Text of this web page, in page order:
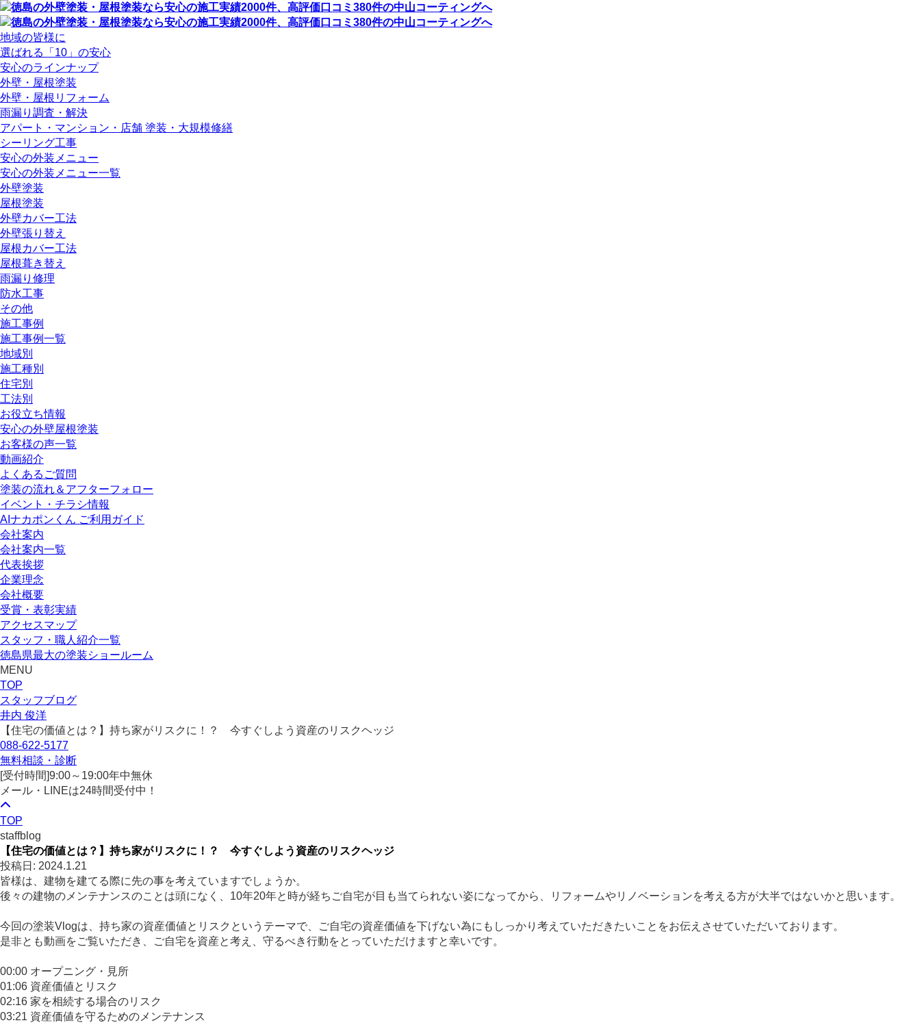
地域の皆様に
選ばれる「10」の安心
安心のラインナップ
外壁・屋根塗装
外壁・屋根リフォーム
雨漏り調査・解決
アパート・マンション・店舗 塗装・大規模修繕
シーリング工事
安心の外装メニュー
安心の外装メニュー一覧
外壁塗装
屋根塗装
外壁カバー工法
外壁張り替え
屋根カバー工法
屋根葺き替え
雨漏り修理
防水工事
その他
施工事例
施工事例一覧
地域別
施工種別
住宅別
工法別
お役立ち情報
安心の外壁屋根塗装
お客様の声一覧
動画紹介
よくあるご質問
塗装の流れ＆アフターフォロー
イベント・チラシ情報
AIナカポンくん ご利用ガイド
会社案内
会社案内一覧
代表挨拶
企業理念
会社概要
受賞・表彰実績
アクセスマップ
スタッフ・職人紹介一覧
徳島県最大の塗装ショールーム
MENU
TOP
スタッフブログ
井内 俊洋
【住宅の価値とは？】持ち家がリスクに！？ 今すぐしよう資産のリスクヘッジ
088-622-5177
無料相談・診断
[受付時間]9:00～19:00年中無休
メール・LINEは24時間受付中！
TOP
staffblog
【住宅の価値とは？】持ち家がリスクに！？ 今すぐしよう資産のリスクヘッジ
投稿日: 2024.1.21
皆様は、建物を建てる際に先の事を考えていますでしょうか。
後々の建物のメンテナンスのことは頭になく、10年20年と時が経ちご自宅が目も当てられない姿になってから、リフォームやリノベーションを考える方が大半ではないかと思います。
今回の塗装Vlogは、持ち家の資産価値とリスクというテーマで、ご自宅の資産価値を下げない為にもしっかり考えていただきたいことをお伝えさせていただいております。
是非とも動画をご覧いただき、ご自宅を資産と考え、守るべき行動をとっていただけますと幸いです。
00:00 オープニング・見所
01:06 資産価値とリスク
02:16 家を相続する場合のリスク
03:21 資産価値を守るためのメンテナンス